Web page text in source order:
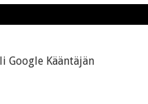
Google Kääntäjän